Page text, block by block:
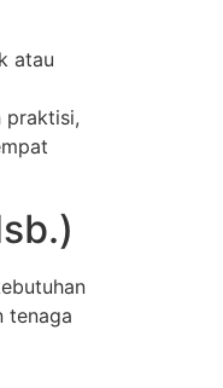
atau
praktisi,
tenaga